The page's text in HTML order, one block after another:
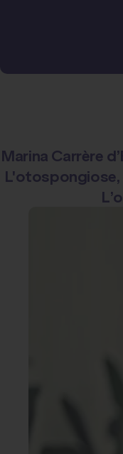
Marina Carrère
L'otospongiose,